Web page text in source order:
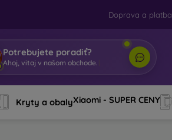
Doprava a platba
Potrebujete poradiť?
Ahoj, vitaj v |
Kryty a obalyXiaomi - SUPER CENY